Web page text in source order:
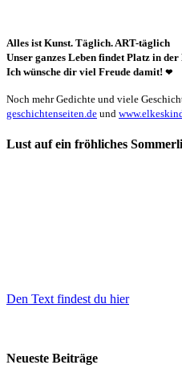
Alles ist Kunst. Täglich. ART-täglich
Unser ganzes Leben findet Platz in
Ich wünsche dir viel Freude damit! ❤
Noch mehr Gedichte und viele
geschichtenseiten.de und
Lust auf ein fröhliches
Den Text findest du hier
Neueste Beiträge